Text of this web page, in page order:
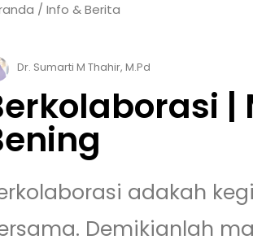
/ Info & Berita
Dr. Sumarti M Thahir, M.Pd
|
adakah
Demikianlah